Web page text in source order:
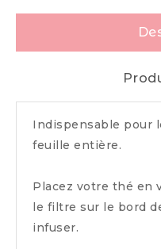
Indispensable pour
feuille entière.
Placez votre thé en
le filtre sur le bord
infuser.